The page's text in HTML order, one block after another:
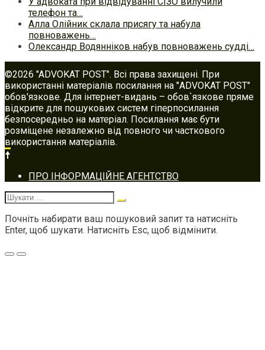
телефон та…
Алла Олійник склала присягу та набула
повноважень…
Олександр Водянніков набув повноважень судді…
©2026 "ADVOKAT POST". Всі права захищені. При
використанні матеріалів посилання на "ADVOKAT POST"
обов'язкове. Для інтернет-видань – обов`язкове пряме
відкрите для пошукових систем гіперпосилання
безпосередньо на матеріал. Посилання має бути
розміщене незалежно від повного чи часткового
використання матеріалів.
Footer
navigation
ПРО ІНФОРМАЦІЙНЕ АГЕНТСТВО
Шукати:
Почніть набирати ваш пошуковий запит та натисніть
Enter, щоб шукати. Натисніть Esc, щоб відмінити.
Меню